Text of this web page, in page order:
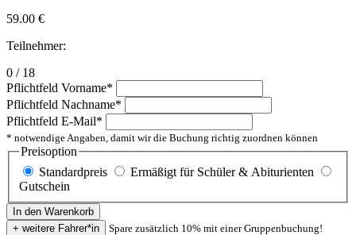
59.00 €
Teilnehmer:
0 / 18
Pflichtfeld Vorname*
Pflichtfeld Nachname*
Pflichtfeld E-Mail*
* notwendige Angaben, damit wir die Buchung richtig zuordnen können
Preisoption
Standardpreis
Ermäßigt für Schüler & Abiturienten
Gutschein
Spare zusätzlich 10% mit einer Gruppenbuchung!